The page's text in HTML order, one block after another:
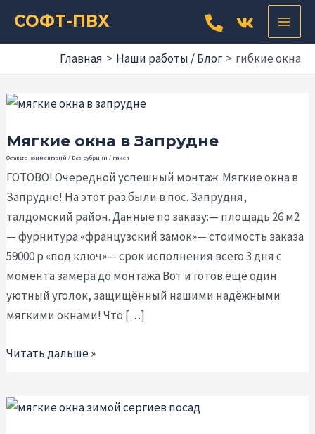
содержимому
СОФТ-ПВХ
MAIN
Главная Наши работы / Блог гибкие окна
Мягкие окна в Запрудне
Оставьте комментарий / Без рубрики / maken
ГОТОВО! Очередной успешный монтаж. Мягкие окна в
Запрудне! На этот раз были в пос. Запрудня,
талдомский район. Данные по заказу:— площадь 26 м2
— фурнитура «французский замок»— стоимость заказа
59000 р «под ключ»— срок исполнения всего 3 дня с
момента замера до монтажа Вот и готов ещё один
уютный уголок, защищённый нашими надёжными
мягкими окнами! Что […]
Мягкие
в
Запрудне
Читать дальше »
Защита
вверх